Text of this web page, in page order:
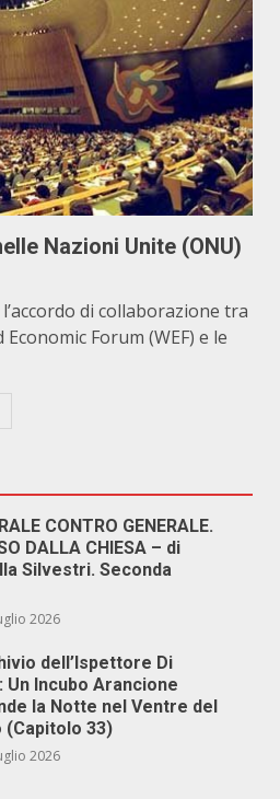
Nazioni Unite (ONU)
di collaborazione tra
Forum (WEF) e le
CONTRO GENERALE.
DALLA CHIESA – di
Silvestri. Seconda
2026
dell’Ispettore Di
Un Incubo Arancione
la Notte nel Ventre del
(Capitolo 33)
2026